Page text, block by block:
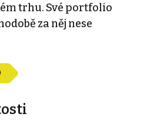
trhu. Své portfolio
za něj nese